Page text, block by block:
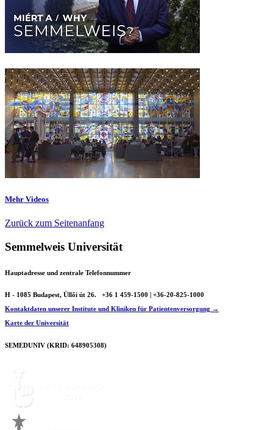
Zeitlinie
Mehr Videos
Zurück zum Seitenanfang
Semmelweis Universität
Hauptadresse und zentrale Telefonnummer
H - 1085 Budapest, Üllői út 26.
+36 1 459-1500 | +36-20-825-1000
Kontaktdaten unserer Institute und Kliniken für Patientenversorgung →
Karte der Universität
SEMEDUNIV (KRID: 648905308)